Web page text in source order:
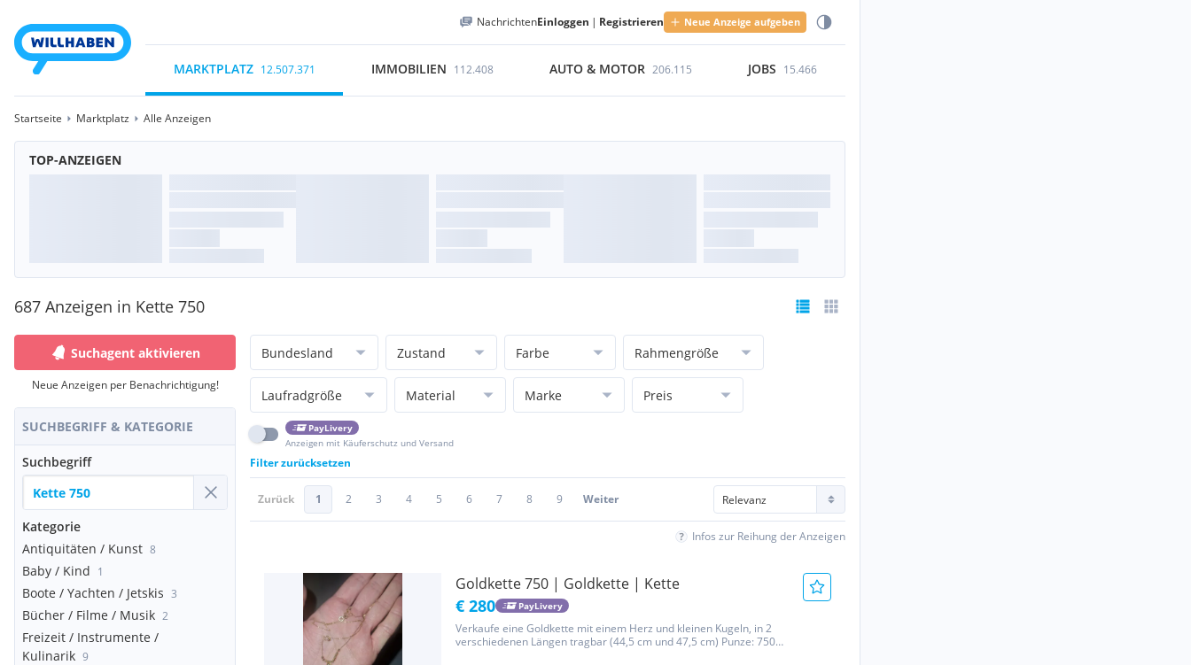
NachrichtenEinloggen | Registrieren Neue Anzeige aufgeben
MARKTPLATZ 12.507.371 IMMOBILIEN 112.408 AUTO & MOTOR 206.115 JOBS 15.466
Startseite Marktplatz Alle Anzeigen
TOP-ANZEIGEN
687 Anzeigen in Kette 750
Suchagent aktivieren
Neue Anzeigen per Benachrichtigung!
SUCHBEGRIFF & KATEGORIE
Suchbegriff
Kategorie
Antiquitäten / Kunst 8
Baby / Kind 1
Boote / Yachten / Jetskis 3
Bücher / Filme / Musik 2
Freizeit / Instrumente /
Kulinarik 9
Bundesland Zustand Farbe Rahmengröße
Laufradgröße Material Marke Preis
PayLivery
Anzeigen mit Käuferschutz und Versand
Filter zurücksetzen
Zurück 1 2 3 4 5 6 7 8 9 Weiter
Infos zur Reihung der Anzeigen
Goldkette 750 | Goldkette | Kette
€ 280 PayLivery
Verkaufe eine Goldkette mit einem Herz und kleinen Kugeln, in 2
verschiedenen Längen tragbar (44,5 cm und 47,5 cm) Punze: 750